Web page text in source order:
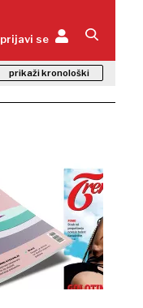
prijavi se
prikaži kronološki